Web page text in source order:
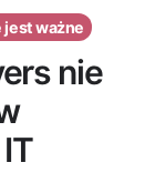
jest ważne
nie